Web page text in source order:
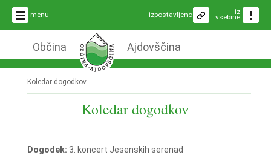
menu iz
vsebine
izpostavljeno
Občina Ajdovščina
Koledar dogodkov
Koledar dogodkov
Dogodek: 3. koncert Jesenskih serenad